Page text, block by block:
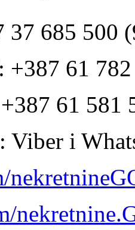
37 685 500
+387 61
61 581
Viber i